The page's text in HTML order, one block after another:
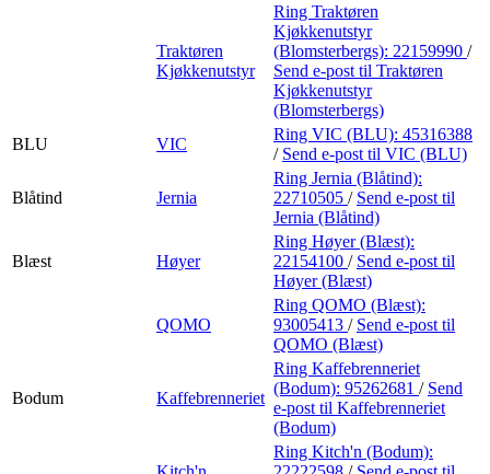
Traktøren
Kjøkkenutstyr
Ring Traktøren
Kjøkkenutstyr
(Blomsterbergs): 22159990 /
Send e-post til Traktøren
Kjøkkenutstyr
(Blomsterbergs)
BLU
VIC
Ring VIC (BLU): 45316388
/ Send e-post til VIC (BLU)
Blåtind Jernia
Ring Jernia (Blåtind):
22710505 / Send e-post til
Jernia (Blåtind)
Blæst Høyer
Ring Høyer (Blæst):
22154100 / Send e-post til
Høyer (Blæst)
QOMO
Ring QOMO (Blæst):
93005413 / Send e-post til
QOMO (Blæst)
Bodum Kaffebrenneriet
Ring Kaffebrenneriet
(Bodum): 95262681 / Send
e-post til Kaffebrenneriet
(Bodum)
Ring Kitch'n (Bodum):